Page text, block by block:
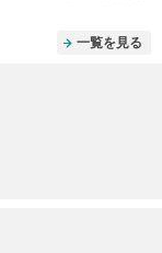
一覧を見る